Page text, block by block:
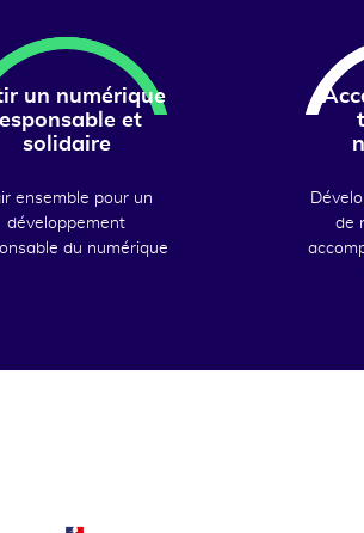
un numérique
et
solidaire
ensemble pour un
développement
du numérique
de